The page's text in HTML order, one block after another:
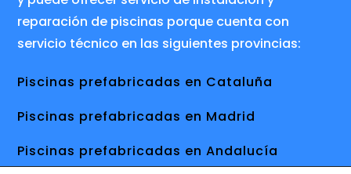
reparación de piscinas porque cuenta con
servicio técnico en las siguientes provincias:
Piscinas prefabricadas en Cataluña
Piscinas prefabricadas en Madrid
Piscinas prefabricadas en Andalucía